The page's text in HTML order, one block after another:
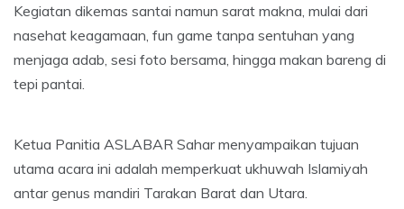
Kegiatan dikemas santai namun sarat makna, mulai dari
nasehat keagamaan, fun game tanpa sentuhan yang
menjaga adab, sesi foto bersama, hingga makan bareng di
tepi pantai.
Ketua Panitia ASLABAR Sahar menyampaikan tujuan
utama acara ini adalah memperkuat ukhuwah Islamiyah
antar genus mandiri Tarakan Barat dan Utara.